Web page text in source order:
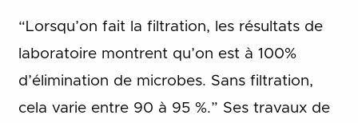
“Lorsqu’on fait la filtration, les résultats de
laboratoire montrent qu’on est à 100%
d’élimination de microbes. Sans filtration,
cela varie entre 90 à 95 %.” Ses travaux de